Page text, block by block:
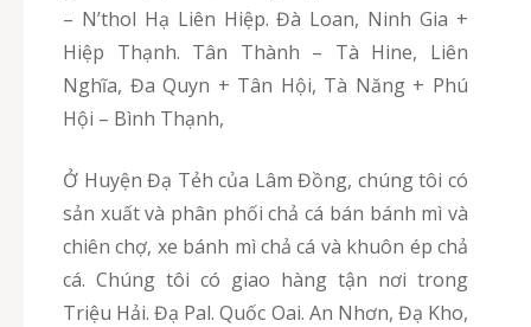
– N’thol Hạ Liên Hiệp. Đà Loan, Ninh Gia +
Hiệp Thạnh. Tân Thành – Tà Hine, Liên
Nghĩa, Đa Quyn + Tân Hội, Tà Năng + Phú
Hội – Bình Thạnh,
Ở Huyện Đạ Tẻh của Lâm Đồng, chúng tôi có
sản xuất và phân phối chả cá bán bánh mì và
chiên chợ, xe bánh mì chả cá và khuôn ép chả
cá. Chúng tôi có giao hàng tận nơi trong
Triệu Hải. Đạ Pal. Quốc Oai. An Nhơn, Đạ Kho,